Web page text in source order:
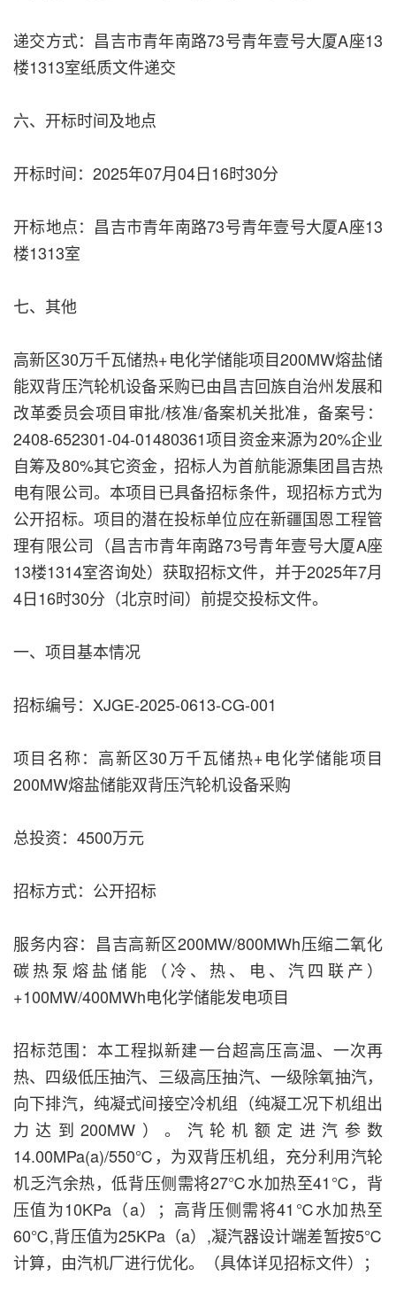
递交方式：昌吉市青年南路73号青年壹号大厦A座13
楼1313室纸质文件递交
六、开标时间及地点
开标时间：2025年07月04日16时30分
开标地点：昌吉市青年南路73号青年壹号大厦A座13
楼1313室
七、其他
高新区30万千瓦储热+电化学储能项目200MW熔盐储
能双背压汽轮机设备采购已由昌吉回族自治州发展和
改革委员会项目审批/核准/备案机关批准，备案号：
2408-652301-04-01480361项目资金来源为20%企业
自筹及80%其它资金，招标人为首航能源集团昌吉热
电有限公司。本项目已具备招标条件，现招标方式为
公开招标。项目的潜在投标单位应在新疆国恩工程管
理有限公司（昌吉市青年南路73号青年壹号大厦A座
13楼1314室咨询处）获取招标文件，并于2025年7月
4日16时30分（北京时间）前提交投标文件。
一、项目基本情况
招标编号：XJGE-2025-0613-CG-001
项目名称：高新区30万千瓦储热+电化学储能项目
200MW熔盐储能双背压汽轮机设备采购
总投资：4500万元
招标方式：公开招标
服务内容：昌吉高新区200MW/800MWh压缩二氧化
碳热泵熔盐储能（冷、热、电、汽四联产）
+100MW/400MWh电化学储能发电项目
招标范围：本工程拟新建一台超高压高温、一次再
热、四级低压抽汽、三级高压抽汽、一级除氧抽汽，
向下排汽，纯凝式间接空冷机组（纯凝工况下机组出
力达到200MW）。汽轮机额定进汽参数
14.00MPa(a)/550℃，为双背压机组，充分利用汽轮
机乏汽余热，低背压侧需将27℃水加热至41℃，背
压值为10KPa（a）；高背压侧需将41℃水加热至
60℃,背压值为25KPa（a）,凝汽器设计端差暂按5℃
计算，由汽机厂进行优化。（具体详见招标文件）；